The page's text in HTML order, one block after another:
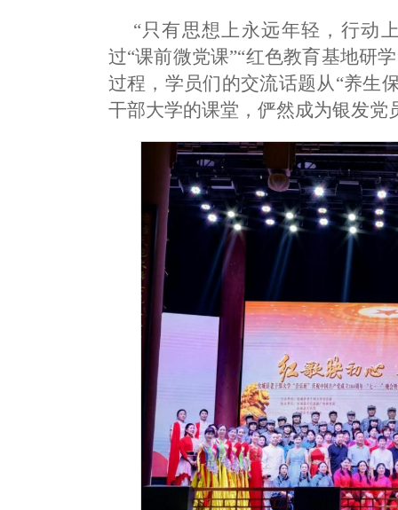
“只有思想上永远年轻，行动
过“课前微党课”“红色教育基地研
过程，学员们的交流话题从“养生
干部大学的课堂，俨然成为银发党